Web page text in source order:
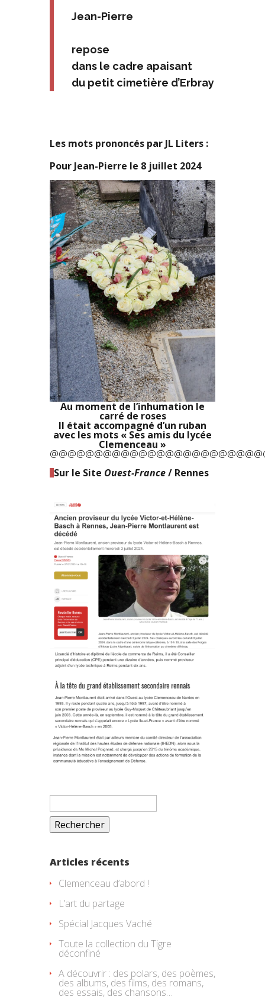
Jean-Pierre
repose
dans le cadre apaisant
du petit cimetière d’Erbray
Les mots prononcés par JL Liters :
Pour Jean-Pierre le 8 juillet 2024
Au moment de l’inhumation le
carré de roses
Il était accompagné d’un ruban
avec les mots « Ses amis du lycée
Clemenceau »
Sur le Site Ouest-France/ Rennes
Rechercher :
Articles récents
Clemenceau d’abord !
L’art du partage
Spécial Jacques Vaché
Toute la collection du Tigre
déconfiné
A découvrir : des polars, des poèmes,
des albums, des films, des romans,
des essais, des chansons…